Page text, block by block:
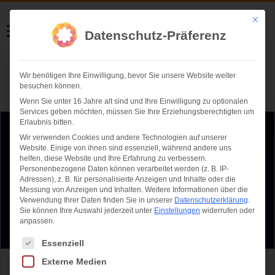
Helmut Swoboda
Fotografie
Herzlich willkommen
Circus Krone 3.Winterprogramm 2016:
Mit
Datenschutz-Präferenz
Wir benötigen Ihre Einwilligung, bevor Sie unsere Website weiter
besuchen können.
Wenn Sie unter 16 Jahre alt sind und Ihre Einwilligung zu optionalen
Services geben möchten, müssen Sie Ihre Erziehungsberechtigten um
Erlaubnis bitten.
Wir verwenden Cookies und andere Technologien auf unserer
Website. Einige von ihnen sind essenziell, während andere uns
helfen, diese Website und Ihre Erfahrung zu verbessern.
Personenbezogene Daten können verarbeitet werden (z. B. IP-
Adressen), z. B. für personalisierte Anzeigen und Inhalte oder die
Messung von Anzeigen und Inhalten. Weitere Informationen über die
Verwendung Ihrer Daten finden Sie in unserer Datenschutzerklärung.
Sie können Ihre Auswahl jederzeit unter Einstellungen widerrufen oder
anpassen.
Es folgt eine Liste der Service-Gruppen, für die eine Einwilligung
Essenziell
Externe Medien